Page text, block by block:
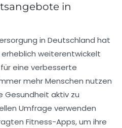
in
in Deutschland hat
weiterentwickelt
für eine verbesserte
mehr Menschen nutzen
Gesundheit aktiv zu
Umfrage verwenden
Fitness-Apps, um ihre